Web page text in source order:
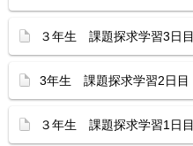
３年生 課題探求学習3日目
3年生 課題探求学習2日目
３年生 課題探求学習1日目